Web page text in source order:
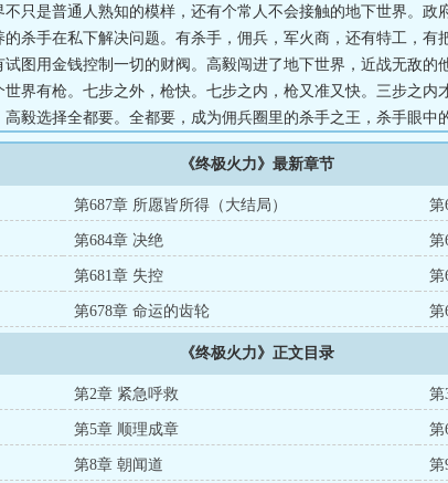
不只是普通人熟知的模样，还有个常人不会接触的地下世界。政
的杀手在私下解决问题。有杀手，佣兵，军火商，还有特工，有
试图用金钱控制一切的财阀。高毅闯进了地下世界，近战无敌的
世界有枪。七步之外，枪快。七步之内，枪又准又快。三步之内
高毅选择全都要。全都要，成为佣兵圈里的杀手之王，杀手眼中
，成为军火商眼中的情报之王。直到在整个地下世界加冕为王，
《终极火力》最新章节
第687章 所愿皆所得（大结局） 第
第684章 决绝 第
第681章 失控 第
第678章 命运的齿轮 第
《终极火力》正文目录
第2章 紧急呼救 第
第5章 顺理成章 第
第8章 朝闻道 第